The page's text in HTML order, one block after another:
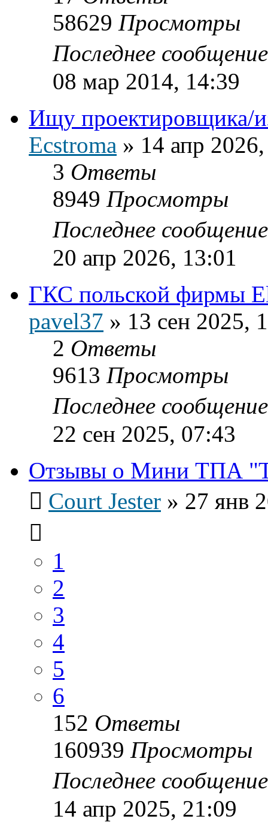
58629 Просмотры
Последнее
08 мар 2014, 14:39
Ищу проектировщика/
Ecstroma » 14 апр
3 Ответы
8949 Просмотры
Последнее
20 апр 2026, 13:01
ГКС польской фирмы
pavel37 » 13 сен 2025,
2 Ответы
9613 Просмотры
Последнее
22 сен 2025, 07:43
Отзывы о Мини ТПА
Court Jester » 27 янв
1
2
3
4
5
6
152 Ответы
160939 Просмотры
Последнее
14 апр 2025, 21:09